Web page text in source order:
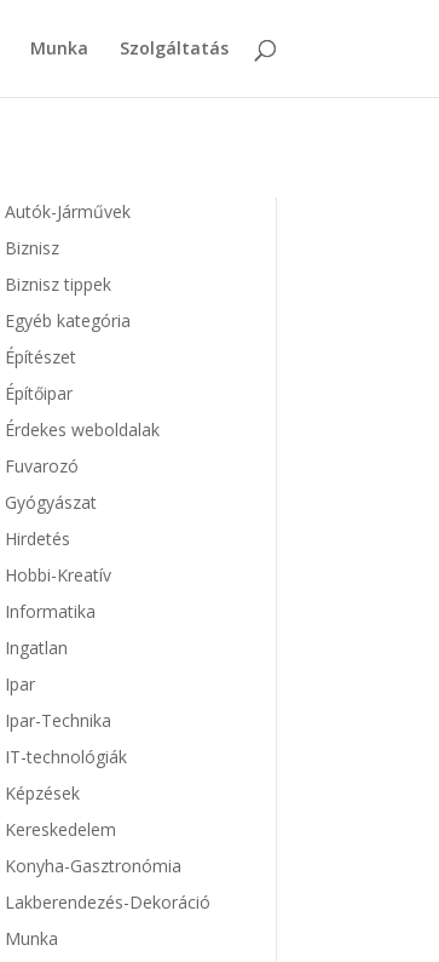
Munka Szolgáltatás
Autók-Járművek
Biznisz
Biznisz tippek
Egyéb kategória
Építészet
Építőipar
Érdekes weboldalak
Fuvarozó
Gyógyászat
Hirdetés
Hobbi-Kreatív
Informatika
Ingatlan
Ipar
Ipar-Technika
IT-technológiák
Képzések
Kereskedelem
Konyha-Gasztronómia
Lakberendezés-Dekoráció
Munka